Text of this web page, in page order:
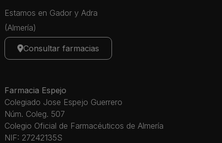
Estamos en Gador y Adra
(Almería)
Consultar farmacias
Farmacia Espejo
Colegiado Jose Espejo Guerrero
Núm. Coleg. 507
Colegio Oficial de Farmacéuticos de Almería
NIF: 27242135S